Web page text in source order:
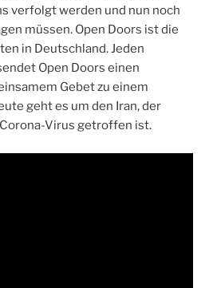
verfolgt werden und nun noch
müssen. Open Doors ist die
in Deutschland. Jeden
Open Doors einen
Gebet zu einem
geht es um den Iran, der
Virus getroffen ist.